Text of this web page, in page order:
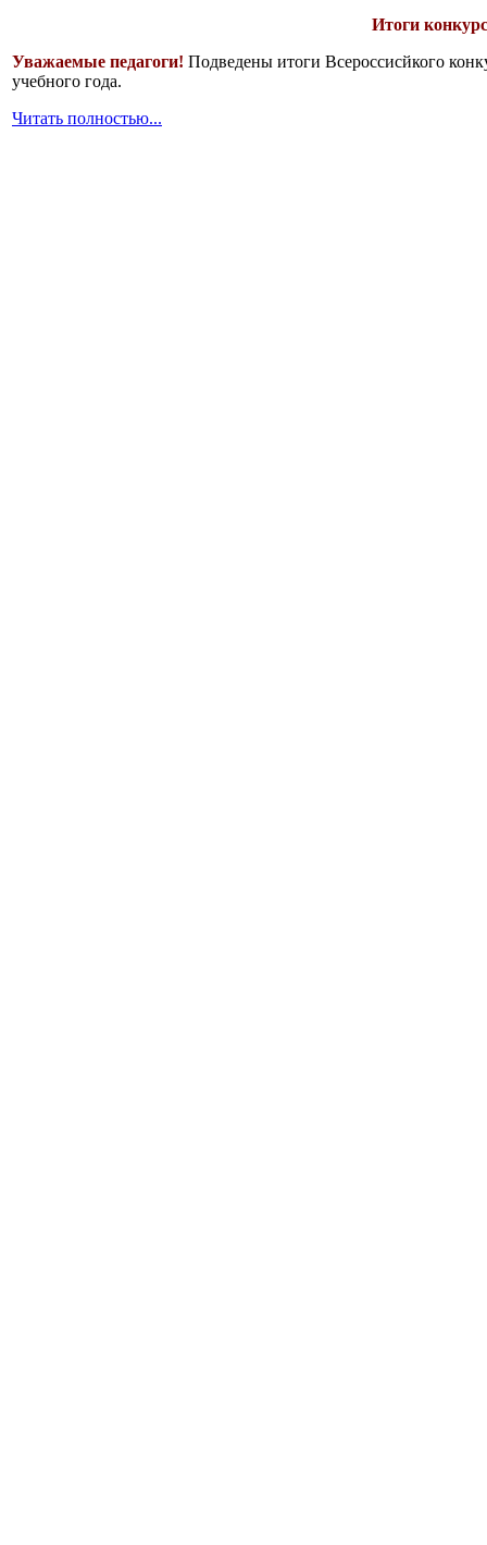
Итоги
Уважаемые педагоги! Подведены итоги Всероссисйкого
учебного года.
Читать полностью...